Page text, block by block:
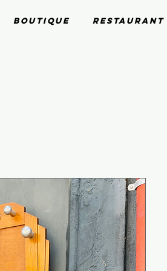
Boutique Restaurant